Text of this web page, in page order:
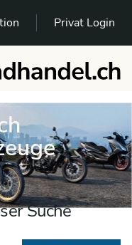
Privat Login
Suche